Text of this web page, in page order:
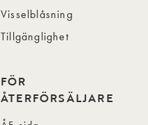
Visselblåsning
Tillgänglighet
FÖR
ÅTERFÖRSÄLJARE